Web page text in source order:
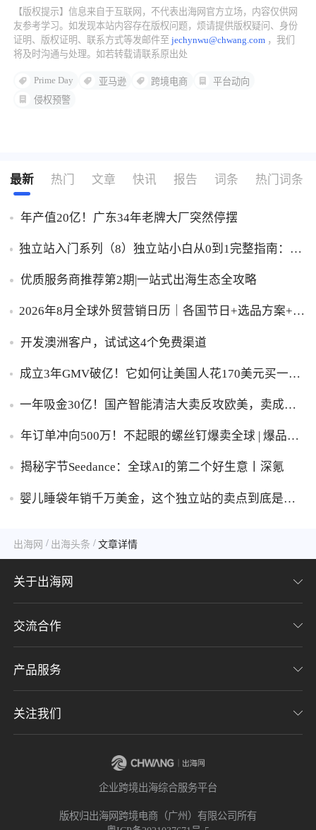
【版权提示】信息来自于互联网，不代表出海网官方立场，内容仅供网
友参考学习。如发现本站内容存在版权问题，烦请提供版权疑问、身份
证明、版权证明、联系方式等发邮件至jechynwu@chwang.com ，我们
将及时沟通与处理。如若转载请联系原出处
Prime Day 亚马逊 跨境电商
平台动向
侵权预警
最新 热门 文章 快讯 报告 词条 热门词条
年产值20亿！广东34年老牌大厂突然停摆
独立站入门系列（8）独立站小白从0到1完整指南：建
优质服务商推荐第2期|一站式出海生态全攻略
2026年8月全球外贸营销日历｜各国节日+选品方案+实
开发澳洲客户，试试这4个免费渠道
成立3年GMV破亿！它如何让美国人花170美元买一台
一年吸金30亿！国产智能清洁大卖反攻欧美，卖成全
年订单冲向500万！不起眼的螺丝钉爆卖全球 | 爆品洞
揭秘字节Seedance：全球AI的第二个好生意丨深氪
婴儿睡袋年销千万美金，这个独立站的卖点到底是什
出海网 / 出海头条 / 文章详情
关于出海网
关于我们
加入我们
隐私协议
交流合作
联系我们
意见反馈
产品服务
CHWE全球跨境电商展
关注我们
企业跨境出海综合服务平台
版权归出海网跨境电商（广州）有限公司所有